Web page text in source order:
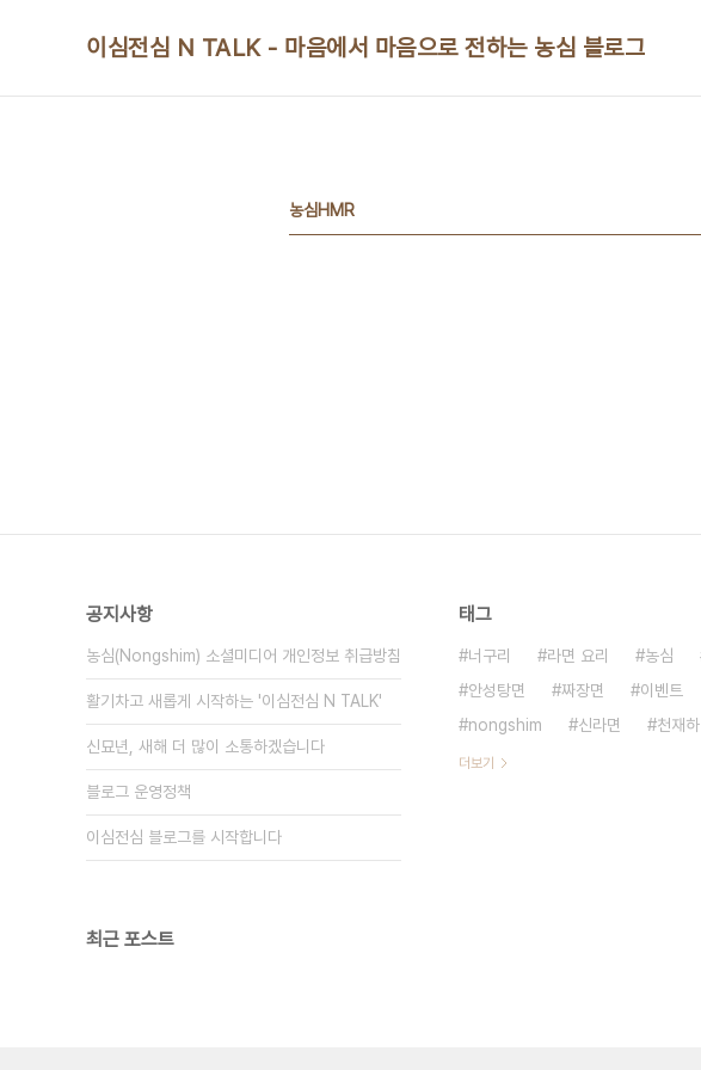
이심전심 N TALK - 마음에서 마음으로 전하는 농심 블로그
농심HMR
공지사항
농심(Nongshim) 소셜미디어 개인정보 취급방침
활기차고 새롭게 시작하는 '이심전심 N TALK'
신묘년, 새해 더 많이 소통하겠습니다
블로그 운영정책
이심전심 블로그를 시작합니다
최근 포스트
태그
너구리 라면 요리 농심
안성탕면
짜장면 이벤트
nongshim
신라면 천재하
더보기